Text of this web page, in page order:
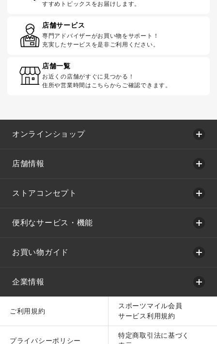
すすめトピックスをお届けします。
店舗サービス
専門アドバイザーがお買い物をサポート！
充実したサービスを是非ご利用ください。
店舗一覧
お近くの店舗がすぐに見つかる！
住所や営業時間はこちらからご確認できます。
オンラインショップ
店舗情報
ストアコンセプト
便利なサービス・機能
お買い物ガイド
企業情報
ご利用規約
スポーツマイル会員
サービス利用規約
プライバシーポリシー
特定商取引法に基づく